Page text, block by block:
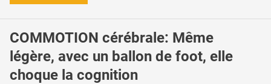
COMMOTION cérébrale: Même
légère, avec un ballon de foot, elle
choque la cognition